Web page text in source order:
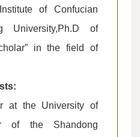
of Confucian
University,Ph.D of
in the field of
:
at the University of
of the Shandong